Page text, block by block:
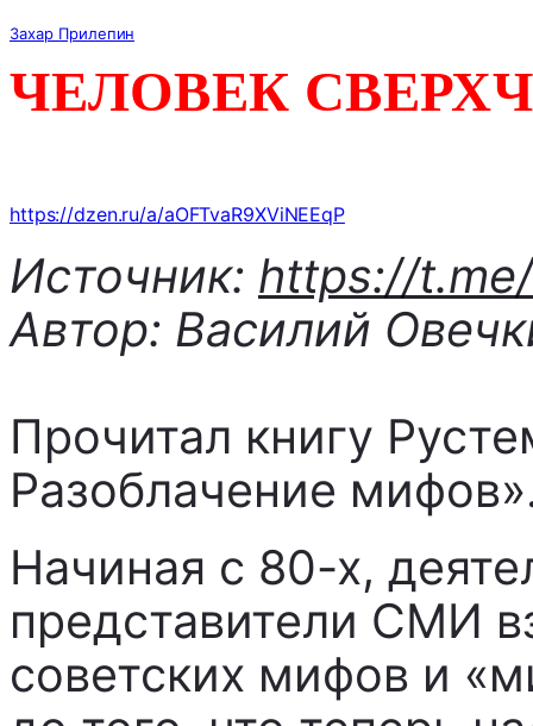
Захар Прилепин
ЧЕЛОВЕК
https://dzen.ru/a/aOFTvaR9XViNEEqP
Источник: https://
Автор: Василий
Прочитал книгу
Разоблачение
Начиная с 80-х,
представители СМИ
советских мифов и